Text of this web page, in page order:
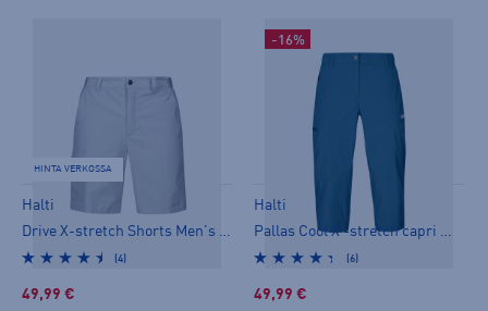
HINTA VERKOSSA
Halti
Drive X-stretch Shorts Men's - shortsit
(4)
49,99 €
-16%
Halti
Pallas Cool X -stretch capri W - caprit
(6)
49,99 €